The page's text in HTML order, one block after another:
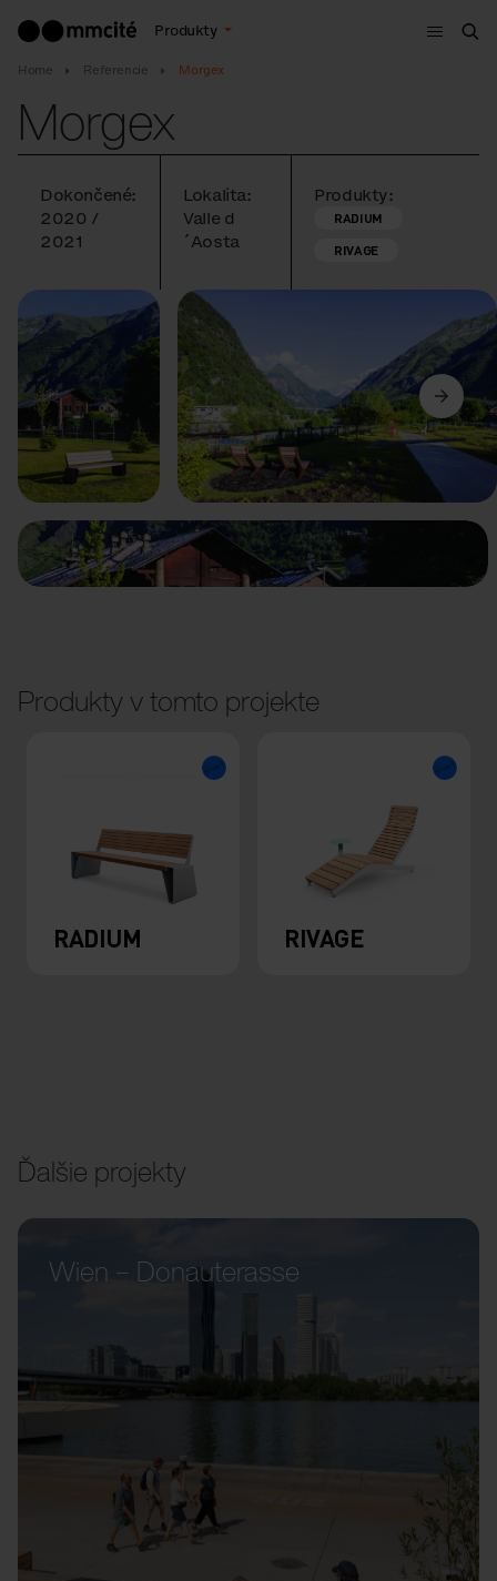
Produkty
Menu
Home Referencie Morgex
Morgex
Dokončené:
2020 /
2021
Lokalita:
Valle d
´Aosta
Produkty:
RADIUM
RIVAGE
Predchádzajúci Ďalší
Produkty v tomto projekte
RADIUM RIVAGE
Ďalšie projekty
Wien – Donauterasse